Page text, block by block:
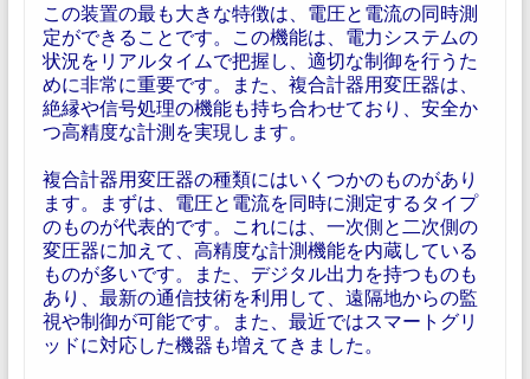
この装置の最も大きな特徴は、電圧と電流の同時測
定ができることです。この機能は、電力システムの
状況をリアルタイムで把握し、適切な制御を行うた
めに非常に重要です。また、複合計器用変圧器は、
絶縁や信号処理の機能も持ち合わせており、安全か
つ高精度な計測を実現します。
複合計器用変圧器の種類にはいくつかのものがあり
ます。まずは、電圧と電流を同時に測定するタイプ
のものが代表的です。これには、一次側と二次側の
変圧器に加えて、高精度な計測機能を内蔵している
ものが多いです。また、デジタル出力を持つものも
あり、最新の通信技術を利用して、遠隔地からの監
視や制御が可能です。また、最近ではスマートグリ
ッドに対応した機器も増えてきました。